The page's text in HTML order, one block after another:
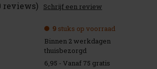
reviews) Schrijf een review
9 stuks op voorraad
Binnen 2 werkdagen
thuisbezorgd
6,95 - Vanaf 75 gratis